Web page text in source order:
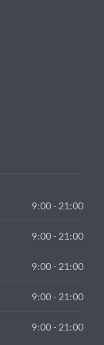
9:00 - 21:00
9:00 - 21:00
9:00 - 21:00
9:00 - 21:00
9:00 - 21:00